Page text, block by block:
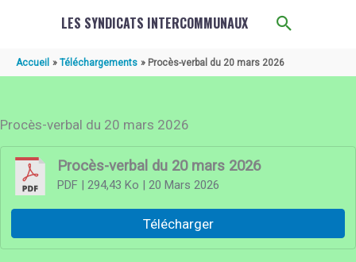
LES SYNDICATS INTERCOMMUNAUX
Accueil Téléchargements Procès-verbal du 20 mars 2026
Procès-verbal du 20 mars 2026
Procès-verbal du 20 mars 2026
PDF| 294,43 Ko | 20 Mars 2026
Télécharger